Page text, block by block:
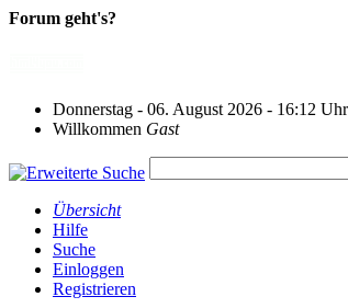
Forum geht's?
Donnerstag - 06. August 2026 - 16:12 Uhr
Willkommen Gast
Übersicht
Hilfe
Suche
Einloggen
Registrieren